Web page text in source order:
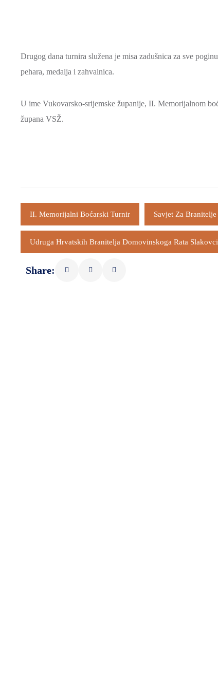
Drugog dana turnira služena je misa zadušnica za sve
pehara, medalja i zahvalnica.
U ime Vukovarsko-srijemske županije, II. Memorijalnom
župana VSŽ.
II. Memorijalni Boćarski Turnir Savjet Za
Udruga Hrvatskih Branitelja Domovinskoga Rata Slakovci
Share: